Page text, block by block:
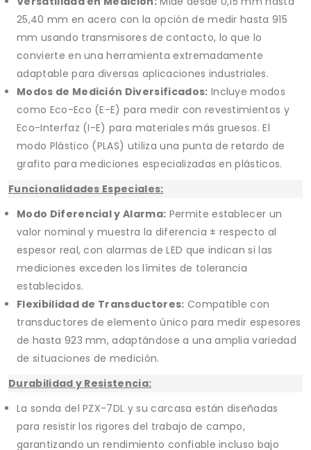
25,40 mm en acero con la opción de medir hasta 915
mm usando transmisores de contacto, lo que lo
convierte en una herramienta extremadamente
adaptable para diversas aplicaciones industriales.
Modos de Medición Diversificados: Incluye modos
como Eco-Eco (E-E) para medir con revestimientos y
Eco-Interfaz (I-E) para materiales más gruesos. El
modo Plástico (PLAS) utiliza una punta de retardo de
grafito para mediciones especializadas en plásticos.
Funcionalidades Especiales:
Modo Diferencial y Alarma: Permite establecer un
valor nominal y muestra la diferencia ± respecto al
espesor real, con alarmas de LED que indican si las
mediciones exceden los límites de tolerancia
establecidos.
Flexibilidad de Transductores: Compatible con
transductores de elemento único para medir espesores
de hasta 923 mm, adaptándose a una amplia variedad
de situaciones de medición.
Durabilidad y Resistencia:
La sonda del PZX-7DL y su carcasa están diseñadas
para resistir los rigores del trabajo de campo,
garantizando un rendimiento confiable incluso bajo